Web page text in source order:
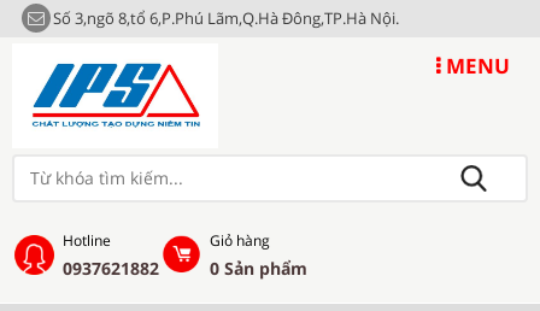
Số 3,ngõ 8,tổ 6,P.Phú Lãm,Q.Hà Đông,TP.Hà Nội.
MENU
Hotline
0937621882
Giỏ hàng
0 Sản phẩm